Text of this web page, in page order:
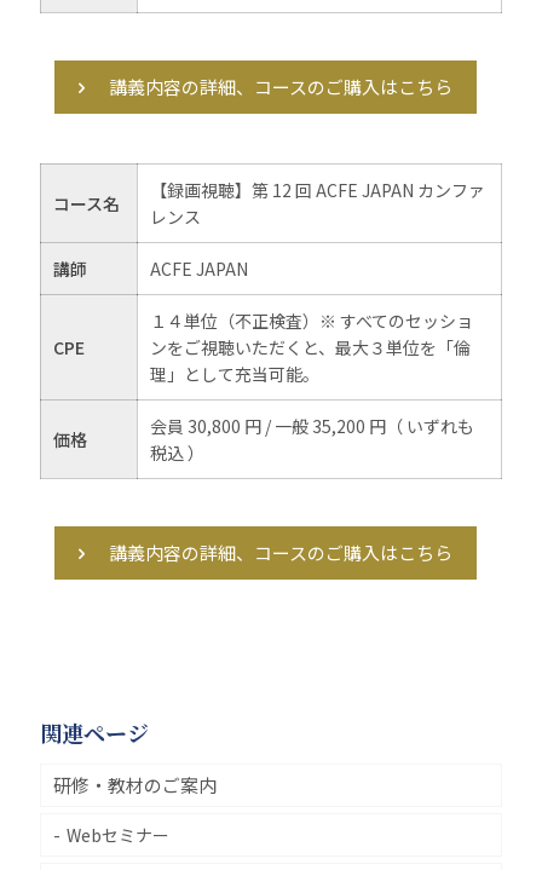
講義内容の詳細、コースのご購入はこちら
コース名
【録画視聴】第 12 回 ACFE JAPAN カンファ
レンス
講師 ACFE JAPAN
CPE
１４単位（不正検査）※ すべてのセッショ
ンをご視聴いただくと、最大３単位を「倫
理」として充当可能。
価格
会員 30,800 円 / 一般 35,200 円（ いずれも
税込 ）
講義内容の詳細、コースのご購入はこちら
関連ページ
研修・教材のご案内
Webセミナー